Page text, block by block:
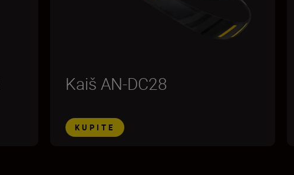
Kaiš AN-DC28
KUPITE